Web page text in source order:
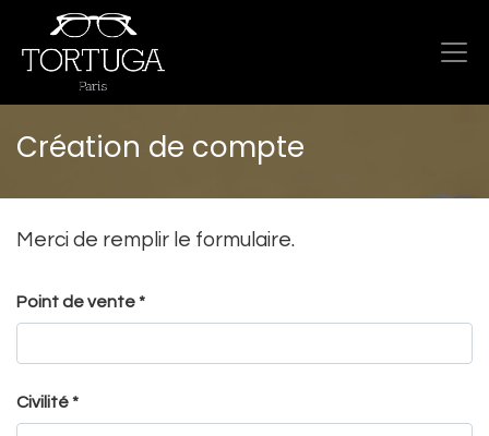
Création de compte
Merci de remplir le formulaire.
Point de vente *
Civilité *